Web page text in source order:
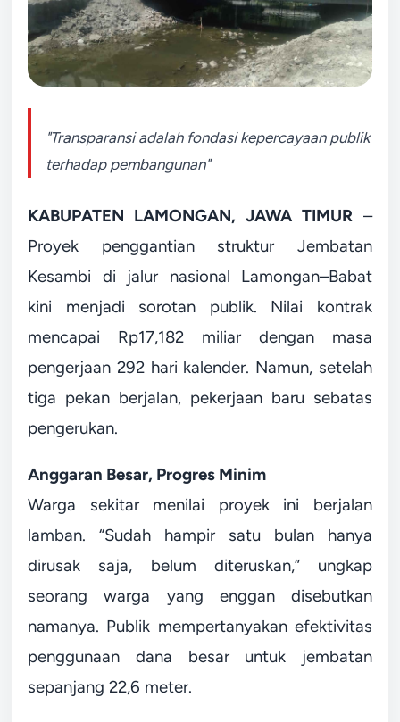
"Transparansi adalah fondasi kepercayaan publik
terhadap pembangunan"
KABUPATEN LAMONGAN, JAWA TIMUR –
Proyek penggantian struktur Jembatan
Kesambi di jalur nasional Lamongan–Babat
kini menjadi sorotan publik. Nilai kontrak
mencapai Rp17,182 miliar dengan masa
pengerjaan 292 hari kalender. Namun, setelah
tiga pekan berjalan, pekerjaan baru sebatas
pengerukan.
Anggaran Besar, Progres Minim
Warga sekitar menilai proyek ini berjalan
lamban. “Sudah hampir satu bulan hanya
dirusak saja, belum diteruskan,” ungkap
seorang warga yang enggan disebutkan
namanya. Publik mempertanyakan efektivitas
penggunaan dana besar untuk jembatan
sepanjang 22,6 meter.